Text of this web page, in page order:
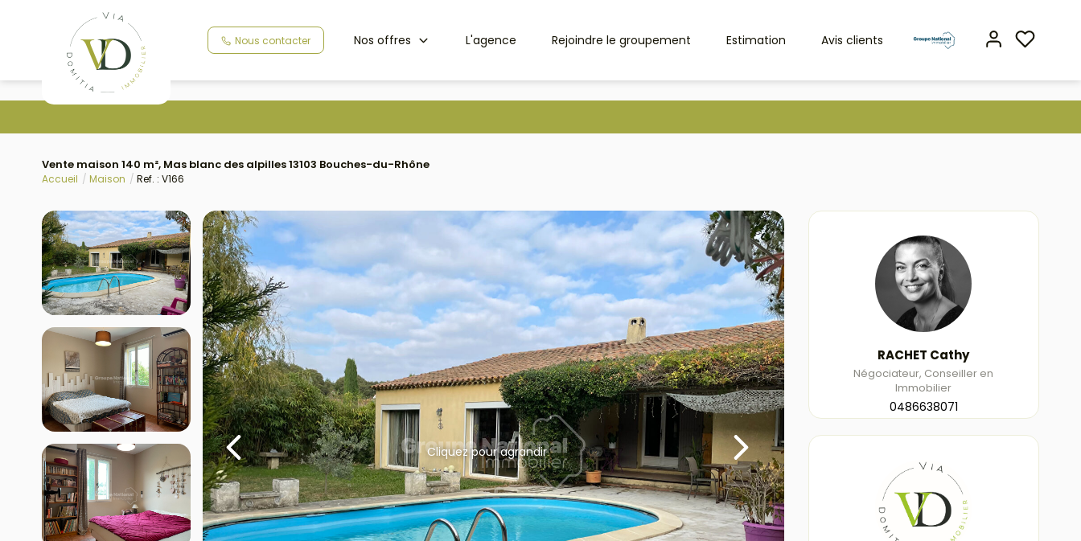
Nous contacter Nos offres L'agence Rejoindre le groupement Estimation Avis clients
Vente maison 140 m², Mas blanc des alpilles 13103 Bouches-du-Rhône
Accueil Maison Ref. : V166
Cliquez pour agrandir
RACHET Cathy
Négociateur, Conseiller en
Immobilier
0486638071